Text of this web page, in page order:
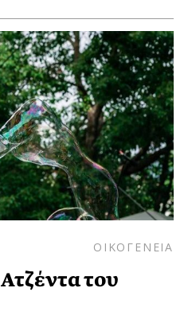
ΟΙΚΟΓΕΝΕΙΑ
του